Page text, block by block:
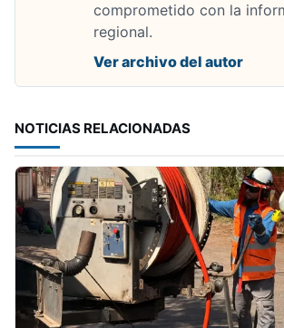
comprometido con la
regional.
Ver archivo del autor
NOTICIAS RELACIONADAS